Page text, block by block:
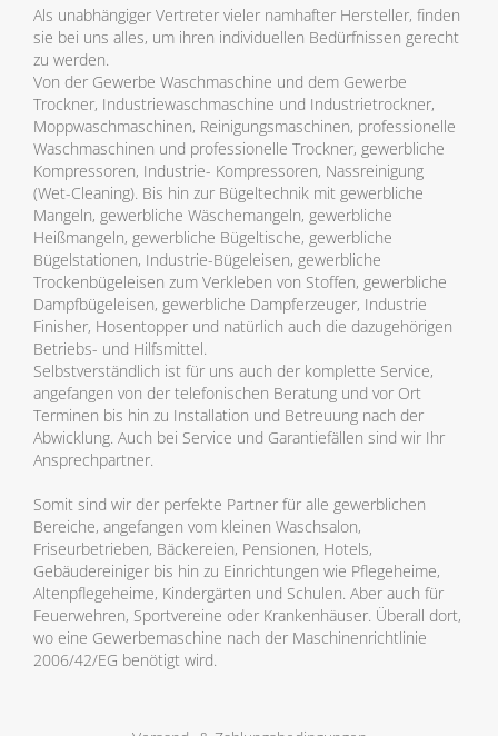
Als unabhängiger Vertreter vieler namhafter Hersteller, finden
sie bei uns alles, um ihren individuellen Bedürfnissen gerecht
zu werden.
Von der Gewerbe Waschmaschine und dem Gewerbe
Trockner, Industriewaschmaschine und Industrietrockner,
Moppwaschmaschinen, Reinigungsmaschinen, professionelle
Waschmaschinen und professionelle Trockner, gewerbliche
Kompressoren, Industrie- Kompressoren, Nassreinigung
(Wet-Cleaning). Bis hin zur Bügeltechnik mit gewerbliche
Mangeln, gewerbliche Wäschemangeln, gewerbliche
Heißmangeln, gewerbliche Bügeltische, gewerbliche
Bügelstationen, Industrie-Bügeleisen, gewerbliche
Trockenbügeleisen zum Verkleben von Stoffen, gewerbliche
Dampfbügeleisen, gewerbliche Dampferzeuger, Industrie
Finisher, Hosentopper und natürlich auch die dazugehörigen
Betriebs- und Hilfsmittel.
Selbstverständlich ist für uns auch der komplette Service,
angefangen von der telefonischen Beratung und vor Ort
Terminen bis hin zu Installation und Betreuung nach der
Abwicklung. Auch bei Service und Garantiefällen sind wir Ihr
Ansprechpartner.
Somit sind wir der perfekte Partner für alle gewerblichen
Bereiche, angefangen vom kleinen Waschsalon,
Friseurbetrieben, Bäckereien, Pensionen, Hotels,
Gebäudereiniger bis hin zu Einrichtungen wie Pflegeheime,
Altenpflegeheime, Kindergärten und Schulen. Aber auch für
Feuerwehren, Sportvereine oder Krankenhäuser. Überall dort,
wo eine Gewerbemaschine nach der Maschinenrichtlinie
2006/42/EG benötigt wird.